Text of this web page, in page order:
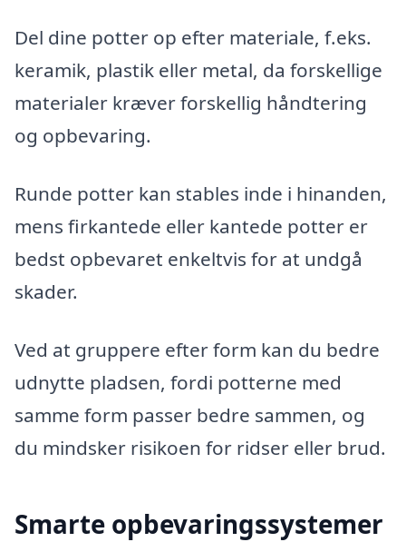
Del dine potter op efter materiale, f.eks.
keramik, plastik eller metal, da forskellige
materialer kræver forskellig håndtering
og opbevaring.
Runde potter kan stables inde i hinanden,
mens firkantede eller kantede potter er
bedst opbevaret enkeltvis for at undgå
skader.
Ved at gruppere efter form kan du bedre
udnytte pladsen, fordi potterne med
samme form passer bedre sammen, og
du mindsker risikoen for ridser eller brud.
Smarte opbevaringssystemer